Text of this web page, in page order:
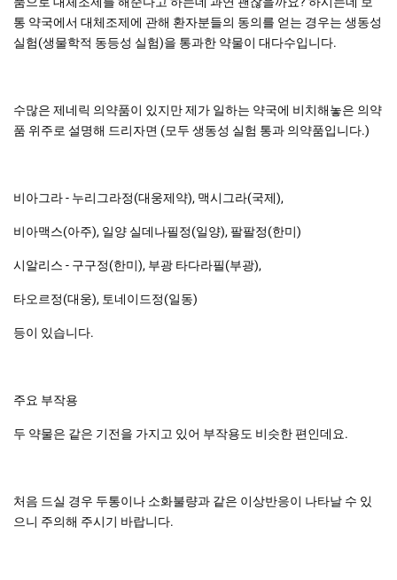
통 약국에서 대체조제에 관해 환자분들의 동의를 얻는 경우는 생동성
실험(생물학적 동등성 실험)을 통과한 약물이 대다수입니다.
수많은 제네릭 의약품이 있지만 제가 일하는 약국에 비치해놓은 의약
품 위주로 설명해 드리자면 (모두 생동성 실험 통과 의약품입니다.)
비아그라 - 누리그라정(대웅제약), 맥시그라(국제),
비아맥스(아주), 일양 실데나필정(일양), 팔팔정(한미)
시알리스 - 구구정(한미), 부광 타다라필(부광),
타오르정(대웅), 토네이드정(일동)
등이 있습니다.
주요 부작용
두 약물은 같은 기전을 가지고 있어 부작용도 비슷한 편인데요.
처음 드실 경우 두통이나 소화불량과 같은 이상반응이 나타날 수 있
으니 주의해 주시기 바랍니다.